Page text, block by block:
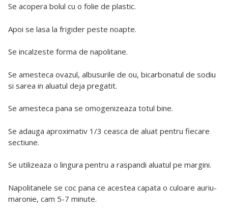
Se acopera bolul cu o folie de plastic.
Apoi se lasa la frigider peste noapte.
Se incalzeste forma de napolitane.
Se amesteca ovazul, albusurile de ou, bicarbonatul de sodiu
si sarea in aluatul deja pregatit.
Se amesteca pana se omogenizeaza totul bine.
Se adauga aproximativ 1/3 ceasca de aluat pentru fiecare
sectiune.
Se utilizeaza o lingura pentru a raspandi aluatul pe margini.
Napolitanele se coc pana ce acestea capata o culoare auriu-
maronie, cam 5-7 minute.